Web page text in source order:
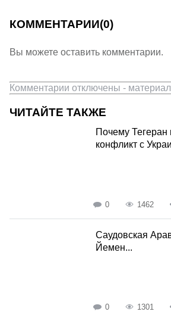
КОММЕНТАРИИ(0)
Вы можете оставить комментарии.
Комментарии отключены -
ЧИТАЙТЕ ТАКЖЕ
Почему Тегеран
конфликт с
0 1462
Саудовская
Йемен...
0 1301